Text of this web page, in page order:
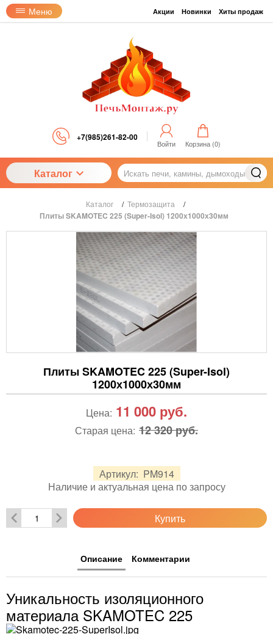
Меню Акции Новинки Хиты продаж
+7(985)261-82-00
Войти Корзина (0)
Каталог
Каталог / Термозащита /
Плиты SKAMOTEC 225 (Super-Isol) 1200х1000х30мм
Плиты SKAMOTEC 225 (Super-Isol)
1200х1000х30мм
Артикул: PM914
Наличие и актуальная цена по запросу
Цена: 11 000 руб.
Старая цена: 12 320 руб.
Купить
Описание Комментарии
Уникальность изоляционного
материала SKAMOTEC 225